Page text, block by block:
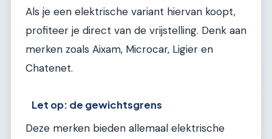
Als je een elektrische variant hiervan koopt,
profiteer je direct van de vrijstelling. Denk aan
merken zoals Aixam, Microcar, Ligier en
Chatenet.
Let op: de gewichtsgrens
Deze merken bieden allemaal elektrische